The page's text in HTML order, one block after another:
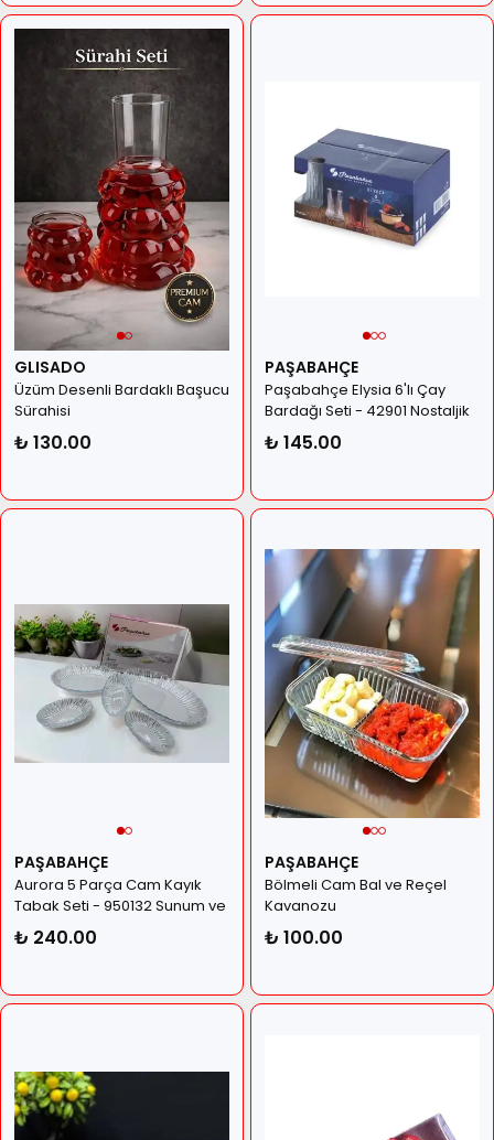
GLISADO
Üzüm Desenli Bardaklı Başucu
Sürahisi
₺ 130.00
PAŞABAHÇE
Paşabahçe Elysia 6'lı Çay
Bardağı Seti - 42901 Nostaljik
Kristal Kesim Çay Takımı
₺ 145.00
PAŞABAHÇE
Aurora 5 Parça Cam Kayık
Tabak Seti - 950132 Sunum ve
Servis Tabağı
₺ 240.00
PAŞABAHÇE
Bölmeli Cam Bal ve Reçel
Kavanozu
₺ 100.00